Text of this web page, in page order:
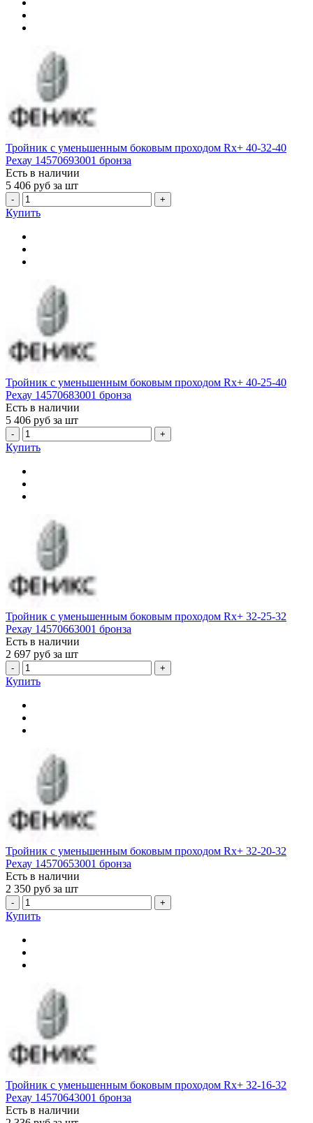
Тройник с уменьшенным боковым проходом Rx+ 40-32-40
Рехау 14570693001 бронза
Есть в наличии
5 406 руб за шт
- +
Купить
Тройник с уменьшенным боковым проходом Rx+ 40-25-40
Рехау 14570683001 бронза
Есть в наличии
5 406 руб за шт
- +
Купить
Тройник с уменьшенным боковым проходом Rx+ 32-25-32
Рехау 14570663001 бронза
Есть в наличии
2 697 руб за шт
- +
Купить
Тройник с уменьшенным боковым проходом Rx+ 32-20-32
Рехау 14570653001 бронза
Есть в наличии
2 350 руб за шт
- +
Купить
Тройник с уменьшенным боковым проходом Rx+ 32-16-32
Рехау 14570643001 бронза
Есть в наличии